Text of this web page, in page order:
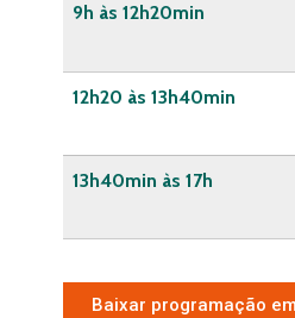
9h às 12h20min
12h20 às 13h40min
13h40min às 17h
Baixar programação